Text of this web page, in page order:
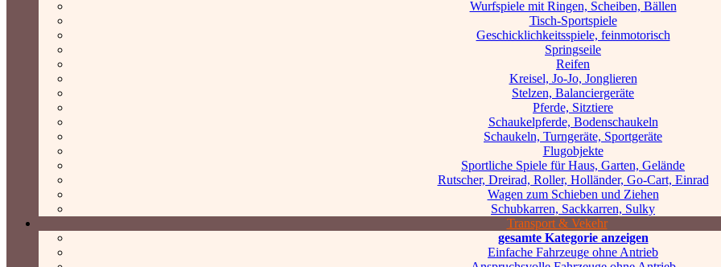
Wurfspiele mit Ringen, Scheiben, Bällen
Tisch-Sportspiele
Geschicklichkeitsspiele, feinmotorisch
Springseile
Reifen
Kreisel, Jo-Jo, Jonglieren
Stelzen, Balanciergeräte
Pferde, Sitztiere
Schaukelpferde, Bodenschaukeln
Schaukeln, Turngeräte, Sportgeräte
Flugobjekte
Sportliche Spiele für Haus, Garten, Gelände
Rutscher, Dreirad, Roller, Holländer, Go-Cart, Einrad
Wagen zum Schieben und Ziehen
Schubkarren, Sackkarren, Sulky
Transport & Vekehr
gesamte Kategorie anzeigen
Einfache Fahrzeuge ohne Antrieb